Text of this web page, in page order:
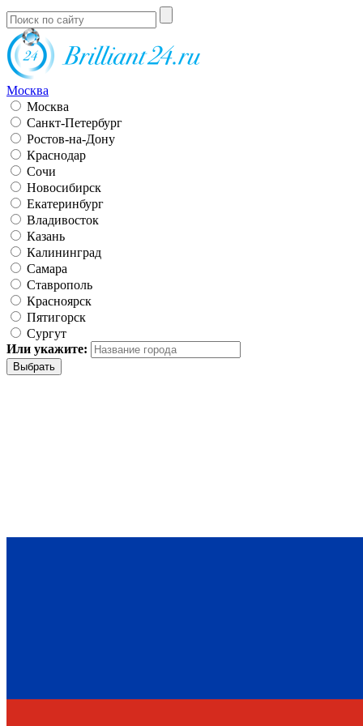
Москва
Москва
Санкт-Петербург
Ростов-на-Дону
Краснодар
Сочи
Новосибирск
Екатеринбург
Владивосток
Казань
Калининград
Самара
Ставрополь
Красноярск
Пятигорск
Сургут
Или укажите: